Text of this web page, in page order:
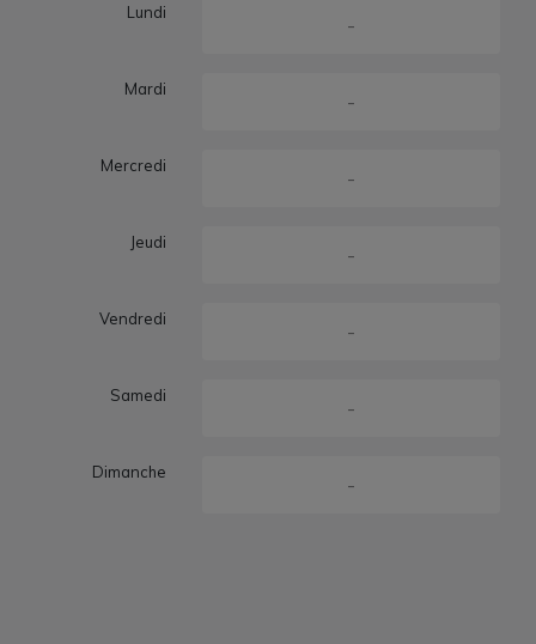
Lundi
-
Mardi
-
Mercredi
-
Jeudi
-
Vendredi
-
Samedi
-
Dimanche
-